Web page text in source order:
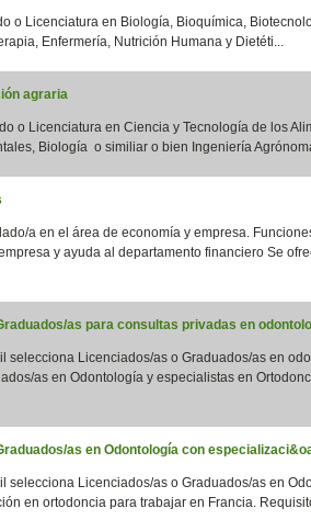
o Licenciatura en Biología, Bioquímica,
Enfermería, Nutrición Humana y Dietéti...
agraria
o Licenciatura en Ciencia y Tecnología de los
Biología o similiar o bien Ingeniería
a en el área de economía y empresa.
y ayuda al departamento financiero Se
as para consultas privadas en
selecciona Licenciados/as o Graduados/as en
as en Odontología y especialistas en
as en Odontología con
selecciona Licenciados/as o Graduados/as en
en ortodoncia para trabajar en Francia.